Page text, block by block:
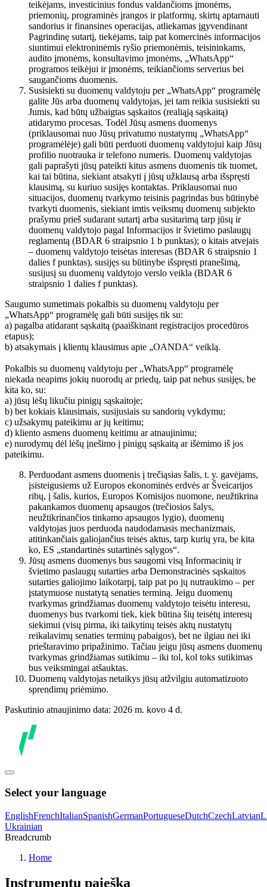
teikėjams, investicinius fondus valdančioms įmonėms,
priemonių, programinės įrangos ir platformų, skirtų aptarnauti
sandorius ir finansines operacijas, atliekamas įgyvendinant
Pagrindinę sutartį, tiekėjams, taip pat komercinės informacijos
siuntimui elektroninėmis ryšio priemonėmis, teisininkams,
audito įmonėms, konsultavimo įmonėms, „WhatsApp“
programos teikėjui ir įmonėms, teikiančioms serverius bei
saugančioms duomenis.
Susisiekti su duomenų valdytoju per „WhatsApp“ programėlę
galite Jūs arba duomenų valdytojas, jei tam reikia susisiekti su
Jumis, kad būtų užbaigtas sąskaitos (realiąją sąskaitą)
atidarymo procesas. Todėl Jūsų asmens duomenys
(priklausomai nuo Jūsų privatumo nustatymų „WhatsApp“
programėlėje) gali būti perduoti duomenų valdytojui kaip Jūsų
profilio nuotrauka ir telefono numeris. Duomenų valdytojas
gali paprašyti jūsų pateikti kitus asmens duomenis tik tuomet,
kai tai būtina, siekiant atsakyti į jūsų užklausą arba išspręsti
klausimą, su kuriuo susijęs kontaktas. Priklausomai nuo
situacijos, duomenų tvarkymo teisinis pagrindas bus būtinybė
tvarkyti duomenis, siekiant imtis veiksmų duomenų subjekto
prašymu prieš sudarant sutartį arba susitarimą tarp jūsų ir
duomenų valdytojo pagal Informacijos ir švietimo paslaugų
reglamentą (BDAR 6 straipsnio 1 b punktas); o kitais atvejais
– duomenų valdytojo teisėtas interesas (BDAR 6 straipsnio 1
dalies f punktas), susijęs su būtinybe išspręsti pranešimą,
susijusį su duomenų valdytojo verslo veikla (BDAR 6
straipsnio 1 dalies f punktas).
Saugumo sumetimais pokalbis su duomenų valdytoju per
„WhatsApp“ programėlę gali būti susijęs tik su:
a) pagalba atidarant sąskaitą (paaiškinant registracijos procedūros
etapus);
b) atsakymais į klientų klausimus apie „OANDA“ veiklą.
Pokalbis su duomenų valdytoju per „WhatsApp“ programėlę
niekada neapims jokių nuorodų ar priedų, taip pat nebus susijęs, be
kita ko, su:
a) jūsų lėšų likučiu pinigų sąskaitoje;
b) bet kokiais klausimais, susijusiais su sandorių vykdymu;
c) užsakymų pateikimu ar jų keitimu;
d) kliento asmens duomenų keitimu ar atnaujinimu;
e) nurodymų dėl lėšų įnešimo į pinigų sąskaitą ar išėmimo iš jos
pateikimu.
Perduodant asmens duomenis į trečiąsias šalis, t. y. gavėjams,
įsisteigusiems už Europos ekonominės erdvės ar Šveicarijos
ribų, į šalis, kurios, Europos Komisijos nuomone, neužtikrina
pakankamos duomenų apsaugos (trečiosios šalys,
neužtikrinančios tinkamo apsaugos lygio), duomenų
valdytojas juos perduoda naudodamasis mechanizmais,
atitinkančiais galiojančius teisės aktus, tarp kurių yra, be kita
ko, ES „standartinės sutartinės sąlygos“.
Jūsų asmens duomenys bus saugomi visą Informacinių ir
švietimo paslaugų sutarties arba Demonstracinės sąskaitos
sutarties galiojimo laikotarpį, taip pat po jų nutraukimo – per
įstatymuose nustatytą senaties terminą. Jeigu duomenų
tvarkymas grindžiamas duomenų valdytojo teisėtu interesu,
duomenys bus tvarkomi tiek, kiek būtina šių teisėtų interesų
siekimui (visų pirma, iki taikytinų teisės aktų nustatytų
reikalavimų senaties terminų pabaigos), bet ne ilgiau nei iki
prieštaravimo pripažinimo. Tačiau jeigu jūsų asmens duomenų
tvarkymas grindžiamas sutikimu – iki tol, kol toks sutikimas
bus veiksmingai atšauktas.
Duomenų valdytojas netaikys jūsų atžvilgiu automatizuoto
sprendimų priėmimo.
Paskutinio atnaujinimo data: 2026 m. kovo 4 d.
Select your language
EnglishFrenchItalianSpanishGermanPortugueseDutchCzechLatvian
Ukrainian
Breadcrumb
Home
Instrumentų paieška